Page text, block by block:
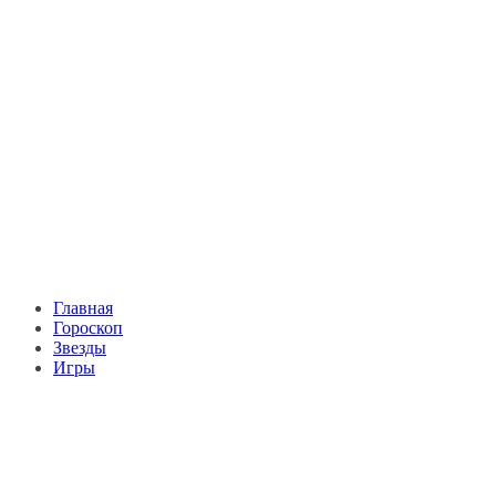
Главная
Гороскоп
Звезды
Игры